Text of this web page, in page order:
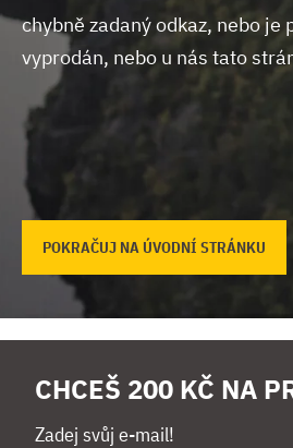
chybně zadaný odkaz, nebo je
vyprodán, nebo u nás tato
POKRAČUJ NA ÚVODNÍ STRÁNKU
CHCEŠ 200 KČ NA
Zadej svůj e-mail!